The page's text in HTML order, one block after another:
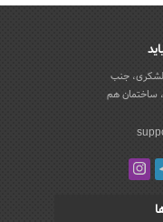
لشکری، جنب
ساختمان هم